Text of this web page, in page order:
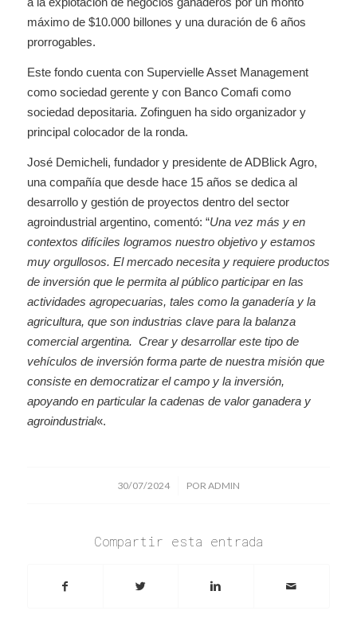
máximo de $10.000 billones y una duración de 6 años
prorrogables.
Este fondo cuenta con Supervielle Asset Management
como sociedad gerente y con Banco Comafi como
sociedad depositaria. Zofinguen ha sido organizador y
principal colocador de la ronda.
José Demicheli, fundador y presidente de ADBlick Agro,
una compañía que desde hace 15 años se dedica al
desarrollo y gestión de proyectos dentro del sector
agroindustrial argentino, comentó: “Una vez más y en
contextos difíciles logramos nuestro objetivo y estamos
muy orgullosos. El mercado necesita y requiere productos
de inversión que le permita al público participar en las
actividades agropecuarias, tales como la ganadería y la
agricultura, que son industrias clave para la balanza
comercial argentina. Crear y desarrollar este tipo de
vehículos de inversión forma parte de nuestra misión que
consiste en democratizar el campo y la inversión,
apoyando en particular la cadenas de valor ganadera y
agroindustrial«.
30/07/2024
/ PORADMIN
Compartir esta entrada